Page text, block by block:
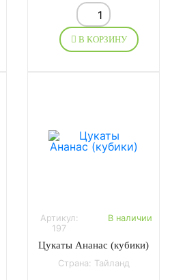
В КОРЗИНУ
Артикул:
197
В наличии
Цукаты Ананас (кубики)
Страна: Тайланд